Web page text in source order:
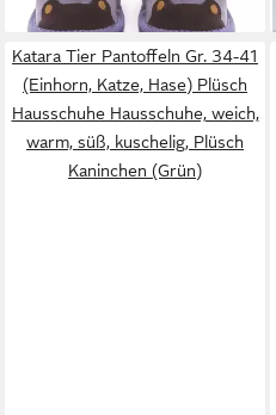
Stiefel für Kinder
Katara Tier Pantoffeln Gr. 34-41
(Einhorn, Katze, Hase) Plüsch
Hausschuhe Hausschuhe, weich,
warm, süß, kuschelig, Plüsch
Kaninchen (Grün)